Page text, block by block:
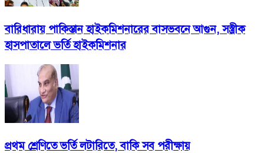
বারিধারায় পাকিস্তান হাইকমিশনারের বাসভবনে আগুন, সস্ত্রীক
হাসপাতালে ভর্তি হাইকমিশনার
প্রথম শ্রেণিতে ভর্তি লটারিতে, বাকি সব পরীক্ষায়